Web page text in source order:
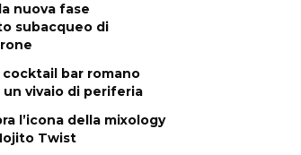
nuova fase
subacqueo di
cocktail bar romano
un vivaio di periferia
l’icona della mixology
Twist